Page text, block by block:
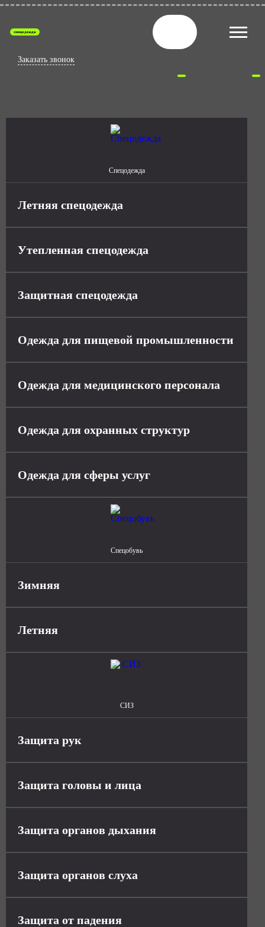
спецодежда
Заказать звонок
Спецодежда
Летняя спецодежда
Утепленная спецодежда
Защитная спецодежда
Одежда для пищевой промышленности
Одежда для медицинского персонала
Одежда для охранных структур
Одежда для сферы услуг
Спецобувь
Зимняя
Летняя
СИЗ
Защита рук
Защита головы и лица
Защита органов дыхания
Защита органов слуха
Защита от падения